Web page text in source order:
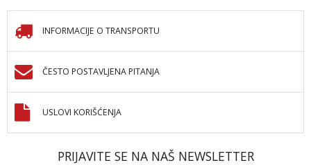
INFORMACIJE O TRANSPORTU
ČESTO POSTAVLJENA PITANJA
USLOVI KORIŠĆENJA
PRIJAVITE SE NA NAŠ NEWSLETTER